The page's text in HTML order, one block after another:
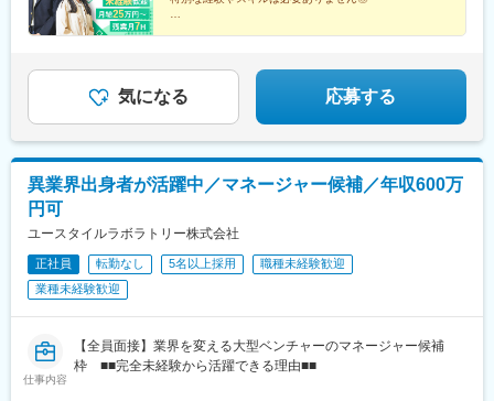
19-13■新横浜西口／横浜市神奈川区鶴屋町2-2-17■宮崎橘通／宮
崎市橘通東4-1-2※いずれも開所予定となります。◎受動喫煙対策
駅、北鉄金沢駅、松本駅、長野駅、名鉄岐阜駅、静岡駅、新浜松
駅、浜北駅、沼津駅、名鉄名古屋駅、名古屋駅、今池駅(愛知県)、
駅、四条駅(京都市営)、烏丸駅、京都河原町駅、西院駅(阪急線)、
桃山御陵前駅、烏丸御池駅、大阪阿部野橋駅、大阪駅、新大阪
駅、新王寺駅、和歌山市駅、岡山駅前駅、倉敷市駅、横川一丁目
駅、稲荷町駅(広島県)、広島駅、福山駅、呉駅、銀山町駅、西条駅
駅(福岡県)、黒崎駅、西鉄久留米駅、戸畑駅、佐賀駅、八千代町
駅、水道町駅、新水前寺駅前駅、熊本駅前駅、古国府駅、宮崎
駅、高見橋駅、県庁前駅(沖縄県)、大通駅、榴ケ岡駅、あおば通
駅、南越谷駅、朝霞台駅、本川越駅、八木崎駅、京成西船駅、本
前駅、西松本駅、市役所前駅(長野県)、岐阜駅、新静岡駅、浜松
駅、近鉄名古屋駅、千種駅、東別院駅、近鉄四日市駅、大津駅、
気になる 応募する
異業界出身者が活躍中／マネージャー候補／年収600万
円可
ユースタイルラボラトリー株式会社
正社員 転勤なし 5名以上採用
職種未経験歓迎
業種未経験歓迎
仕事内容
【全員面接】業界を変える大型ベンチャーのマネージャー候補
枠 ■■完全未経験から活躍できる理由■■